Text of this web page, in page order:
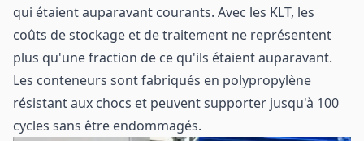
qui étaient auparavant courants. Avec les KLT, les
coûts de stockage et de traitement ne représentent
plus qu'une fraction de ce qu'ils étaient auparavant.
Les conteneurs sont fabriqués en polypropylène
résistant aux chocs et peuvent supporter jusqu'à 100
cycles sans être endommagés.